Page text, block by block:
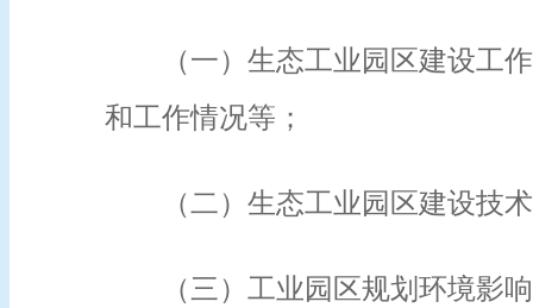
（一）生态工业园区建设工
和工作情况等；
（二）生态工业园区建设技
（三）工业园区规划环境影